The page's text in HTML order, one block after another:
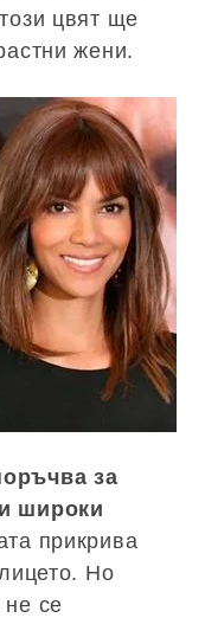
цвят ще
жени.
за
широки
прикрива
Но
се